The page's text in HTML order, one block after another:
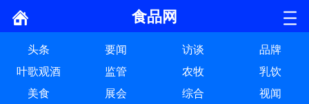
食品网
头条 要闻 访谈
品牌
叶歌观酒
监管 农牧
乳饮
美食
展会 综合 视闻